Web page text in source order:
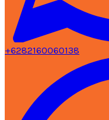
+6282160060138